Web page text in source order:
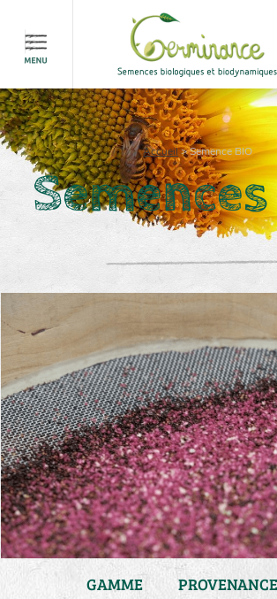
Accueil>Semence BIO
GAMME PROVENANCE